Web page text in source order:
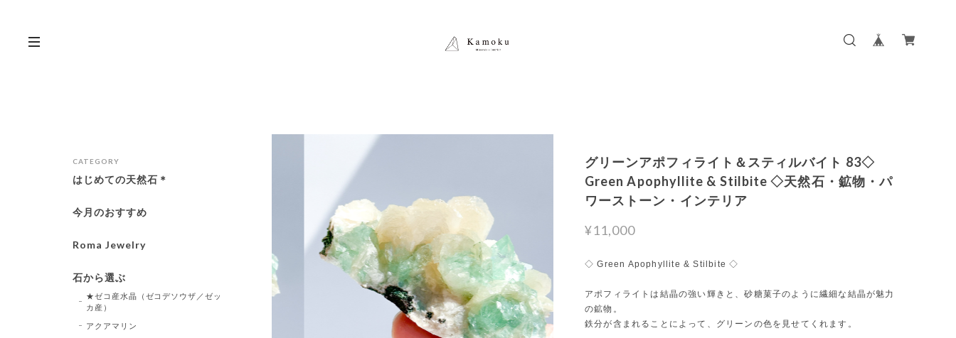
グリーンアポフィライト＆スティルバイト 83◇
Green Apophyllite & Stilbite ◇天然石・鉱物・パ
ワーストーン・インテリア
¥11,000
◇ Green Apophyllite & Stilbite ◇
アポフィライトは結晶の強い輝きと、砂糖菓子のように繊細な結晶が魅力
の鉱物。
鉄分が含まれることによって、グリーンの色を見せてくれます。
CATEGORY
はじめての天然石＊
今月のおすすめ
Roma Jewelry
石から選ぶ
★ゼコ産水晶（ゼコデソウザ／ゼッ
カ産）
アクアマリン